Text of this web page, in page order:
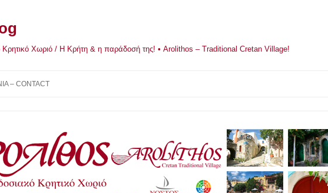
Κρητικό Χωριό / Η Κρήτη & η παράδοσή της! • Arolithos – Traditional Cretan Village!
– CONTACT